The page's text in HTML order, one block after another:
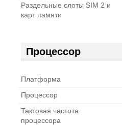
Раздельные слоты SIM 2 и
карт памяти
Процессор
Платформа
Процессор
Тактовая частота
процессора